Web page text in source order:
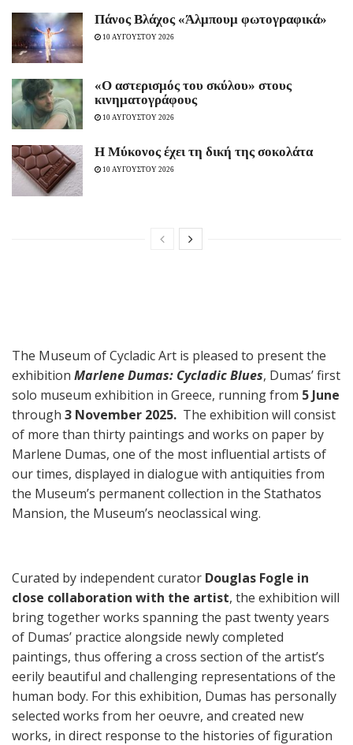
Πάνος Βλάχος «Άλμπουμ φωτογραφικά»
10 ΑΥΓΟΥΣΤΟΥ 2026
«Ο αστερισμός του σκύλου» στους
κινηματογράφους
10 ΑΥΓΟΥΣΤΟΥ 2026
Η Μύκονος έχει τη δική της σοκολάτα
10 ΑΥΓΟΥΣΤΟΥ 2026
The Museum of Cycladic Art is pleased to present the
exhibition Marlene Dumas: Cycladic Blues, Dumas’ first
solo museum exhibition in Greece, running from 5 June
through 3 November 2025. The exhibition will consist
of more than thirty paintings and works on paper by
Marlene Dumas, one of the most influential artists of
our times, displayed in dialogue with antiquities from
the Museum’s permanent collection in the Stathatos
Mansion, the Museum’s neoclassical wing.
Curated by independent curator Douglas Fogle in
close collaboration with the artist, the exhibition will
bring together works spanning the past twenty years
of Dumas’ practice alongside newly completed
paintings, thus offering a cross section of the artist’s
eerily beautiful and challenging representations of the
human body. For this exhibition, Dumas has personally
selected works from her oeuvre, and created new
works, in direct response to the histories of figuration